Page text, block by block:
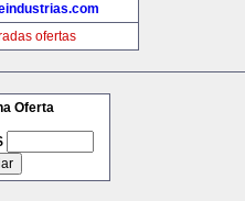
ofertas
Oferta